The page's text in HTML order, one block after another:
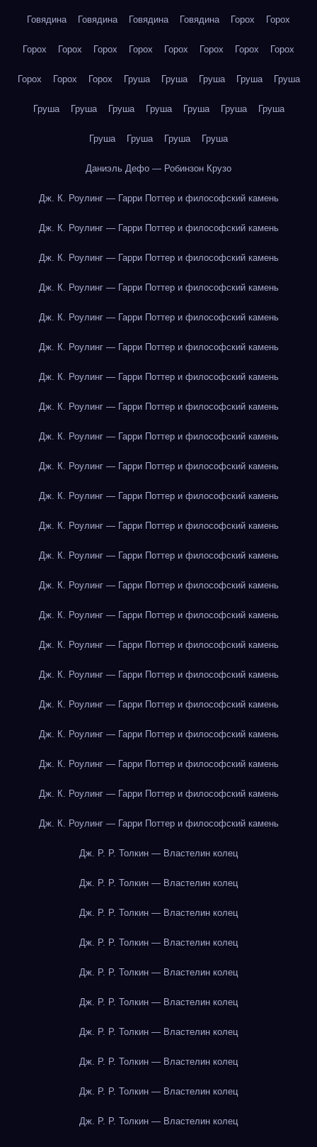
Говядина Говядина Говядина Говядина Горох Горох
Горох Горох Горох Горох Горох Горох Горох Горох
Горох Горох Горох Груша Груша Груша Груша Груша
Груша Груша Груша Груша Груша Груша Груша
Груша Груша Груша Груша
Даниэль Дефо — Робинзон Крузо
Дж. К. Роулинг — Гарри Поттер и философский камень
Дж. К. Роулинг — Гарри Поттер и философский камень
Дж. К. Роулинг — Гарри Поттер и философский камень
Дж. К. Роулинг — Гарри Поттер и философский камень
Дж. К. Роулинг — Гарри Поттер и философский камень
Дж. К. Роулинг — Гарри Поттер и философский камень
Дж. К. Роулинг — Гарри Поттер и философский камень
Дж. К. Роулинг — Гарри Поттер и философский камень
Дж. К. Роулинг — Гарри Поттер и философский камень
Дж. К. Роулинг — Гарри Поттер и философский камень
Дж. К. Роулинг — Гарри Поттер и философский камень
Дж. К. Роулинг — Гарри Поттер и философский камень
Дж. К. Роулинг — Гарри Поттер и философский камень
Дж. К. Роулинг — Гарри Поттер и философский камень
Дж. К. Роулинг — Гарри Поттер и философский камень
Дж. К. Роулинг — Гарри Поттер и философский камень
Дж. К. Роулинг — Гарри Поттер и философский камень
Дж. К. Роулинг — Гарри Поттер и философский камень
Дж. К. Роулинг — Гарри Поттер и философский камень
Дж. К. Роулинг — Гарри Поттер и философский камень
Дж. К. Роулинг — Гарри Поттер и философский камень
Дж. К. Роулинг — Гарри Поттер и философский камень
Дж. Р. Р. Толкин — Властелин колец
Дж. Р. Р. Толкин — Властелин колец
Дж. Р. Р. Толкин — Властелин колец
Дж. Р. Р. Толкин — Властелин колец
Дж. Р. Р. Толкин — Властелин колец
Дж. Р. Р. Толкин — Властелин колец
Дж. Р. Р. Толкин — Властелин колец
Дж. Р. Р. Толкин — Властелин колец
Дж. Р. Р. Толкин — Властелин колец
Дж. Р. Р. Толкин — Властелин колец